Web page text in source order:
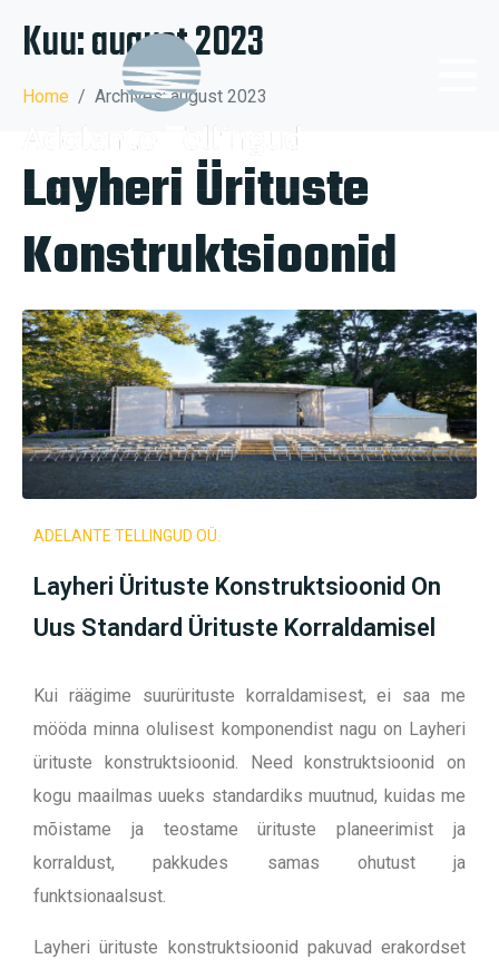
Kuu:august 2023
Home Archives: august 2023
Layheri Ürituste
Konstruktsioonid
ADELANTE TELLINGUD OÜ.
Layheri Ürituste Konstruktsioonid On
Uus Standard Ürituste Korraldamisel
Kui räägime suurürituste korraldamisest, ei saa me
mööda minna olulisest komponendist nagu on Layheri
ürituste konstruktsioonid. Need konstruktsioonid on
kogu maailmas uueks standardiks muutnud, kuidas me
mõistame ja teostame ürituste planeerimist ja
korraldust, pakkudes samas ohutust ja
funktsionaalsust.
Layheri ürituste konstruktsioonid pakuvad erakordset